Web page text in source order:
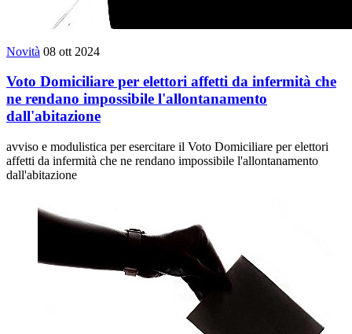
Novità 08 ott 2024
Voto Domiciliare per elettori affetti da infermità che
ne rendano impossibile l'allontanamento
dall'abitazione
avviso e modulistica per esercitare il Voto Domiciliare per elettori
affetti da infermità che ne rendano impossibile l'allontanamento
dall'abitazione